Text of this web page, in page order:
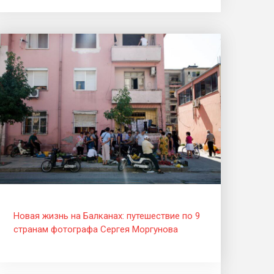
Новая жизнь на Балканах: путешествие по 9
странам фотографа Сергея Моргунова